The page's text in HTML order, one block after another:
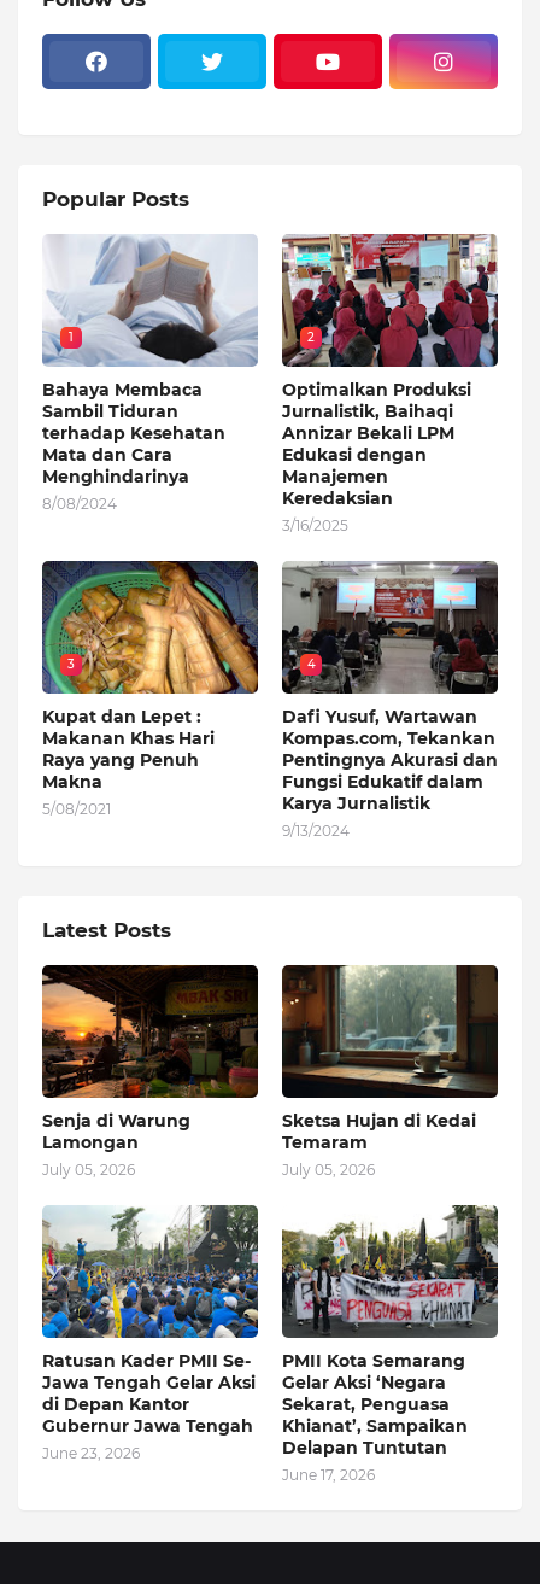
Popular Posts
1
Bahaya Membaca
Sambil Tiduran
terhadap Kesehatan
Mata dan Cara
Menghindarinya
8/08/2024
2
Optimalkan Produksi
Jurnalistik, Baihaqi
Annizar Bekali LPM
Edukasi dengan
Manajemen
Keredaksian
3/16/2025
3
Kupat dan Lepet :
Makanan Khas Hari
Raya yang Penuh
Makna
5/08/2021
4
Dafi Yusuf, Wartawan
Kompas.com, Tekankan
Pentingnya Akurasi dan
Fungsi Edukatif dalam
Karya Jurnalistik
9/13/2024
Latest Posts
Senja di Warung
Lamongan
July 05, 2026
Sketsa Hujan di Kedai
Temaram
July 05, 2026
Ratusan Kader PMII Se-
Jawa Tengah Gelar Aksi
di Depan Kantor
Gubernur Jawa Tengah
June 23, 2026
PMII Kota Semarang
Gelar Aksi ‘Negara
Sekarat, Penguasa
Khianat’, Sampaikan
Delapan Tuntutan
June 17, 2026